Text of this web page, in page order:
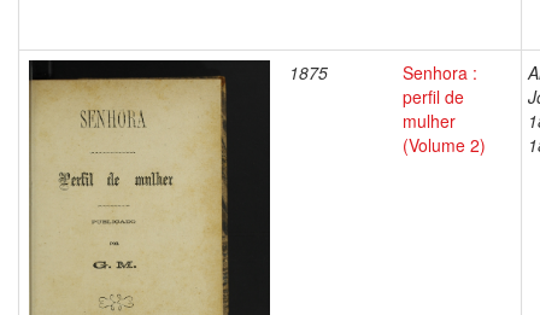
1875
Senhora :
perfil de
mulher
(Volume 2)